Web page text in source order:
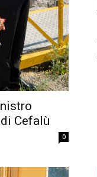
Cefalù
0